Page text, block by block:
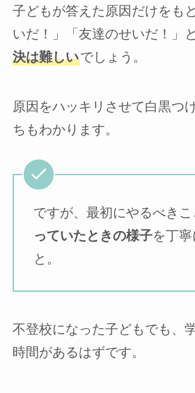
子どもが答えた原因だけをも
いだ！」「友達のせいだ！」と
決は難しいでしょう。
原因をハッキリさせて白黒つ
ちもわかります。
ですが、最初にやるべき
っていたときの様子を丁
と。
不登校になった子どもでも、
時間があるはずです。